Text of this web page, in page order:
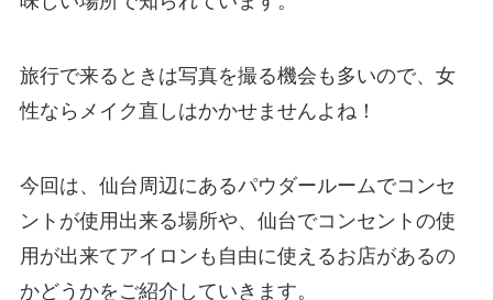
旅行で来るときは写真を撮る機会も多いので、女
性ならメイク直しはかかせませんよね！
今回は、仙台周辺にあるパウダールームでコンセ
ントが使用出来る場所や、仙台でコンセントの使
用が出来てアイロンも自由に使えるお店があるの
かどうかをご紹介していきます。